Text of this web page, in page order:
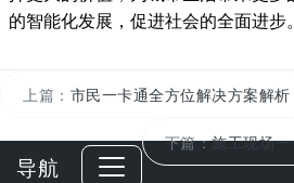
的智能化发展，促进社会的全面进步。
上篇： 市民一卡通全方位解决方案解析
下篇：施工现场
导航